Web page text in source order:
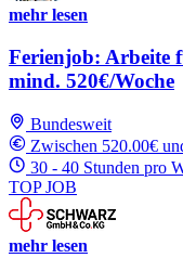
mehr lesen
Ferienjob: Arbeite
mind. 520€/Woche
Bundesweit
Zwischen 520.00€
30 - 40 Stunden pro
TOP JOB
mehr lesen